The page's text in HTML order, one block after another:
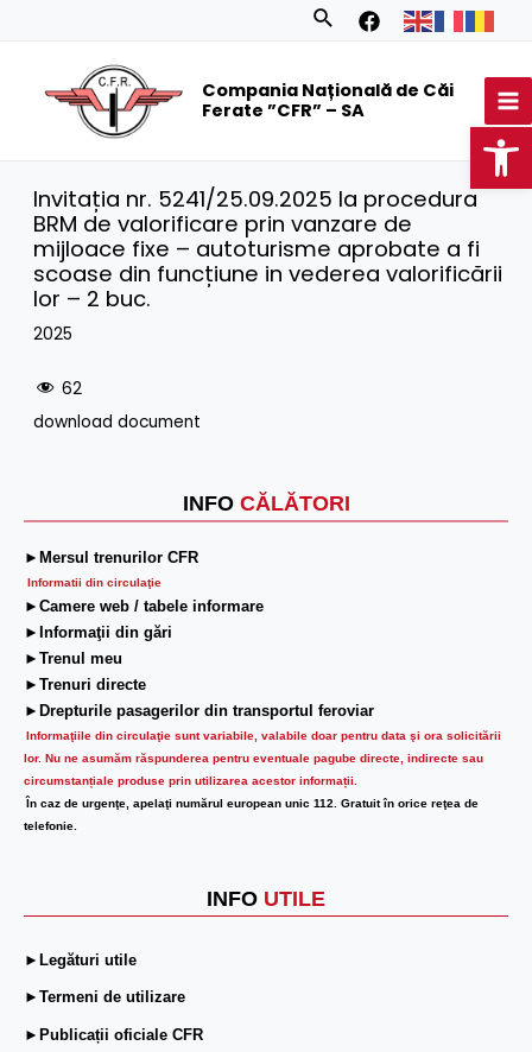
Search
Compania Națională de Căi
Ferate ”CFR” – SA
INFO CĂLĂTORI
►Mersul trenurilor CFR
Informatii din circulaţie
►Camere web / tabele informare
►Informaţii din gări
►Trenul meu
►Trenuri directe
►Drepturile pasagerilor din transportul feroviar
Informaţiile din circulaţie sunt variabile, valabile doar pentru data şi ora solicitării
lor. Nu ne asumăm răspunderea pentru eventuale pagube directe, indirecte sau
circumstanțiale produse prin utilizarea acestor informații.
În caz de urgenţe, apelaţi numărul european unic 112. Gratuit în orice reţea de
telefonie.
INFO UTILE
►Legături utile
►Termeni de utilizare
►Publicații oficiale CFR
Invitația nr. 5241/25.09.2025 la procedura
BRM de valorificare prin vanzare de
mijloace fixe – autoturisme aprobate a fi
scoase din funcțiune in vederea valorificării
lor – 2 buc.
2025
62
download document